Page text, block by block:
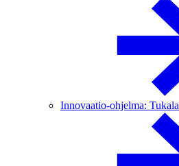
Innovaatio-ohjelma: Tukala